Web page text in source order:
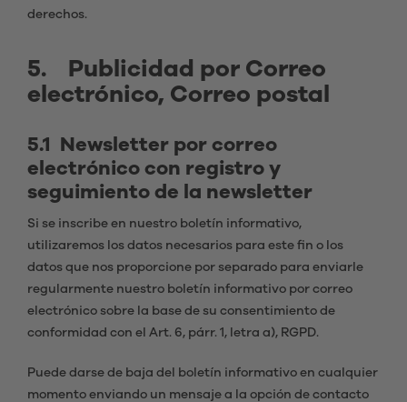
derechos.
5. Publicidad por Correo
electrónico, Correo postal
5.1 Newsletter por correo
electrónico con registro y
seguimiento de la newsletter
Si se inscribe en nuestro boletín informativo,
utilizaremos los datos necesarios para este fin o los
datos que nos proporcione por separado para enviarle
regularmente nuestro boletín informativo por correo
electrónico sobre la base de su consentimiento de
conformidad con el Art. 6, párr. 1, letra a), RGPD.
Puede darse de baja del boletín informativo en cualquier
momento enviando un mensaje a la opción de contacto